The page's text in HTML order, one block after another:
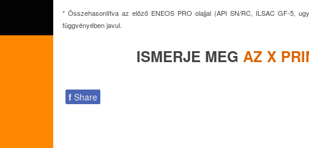
* Összehasonlítva az előző ENEOS PRO olajjal (API SN/RC, ILSAC GF-5,
függvényében javul.
ISMERJE MEG AZ X
f Share